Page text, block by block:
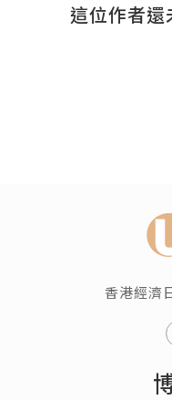
這位作者還
香港經濟